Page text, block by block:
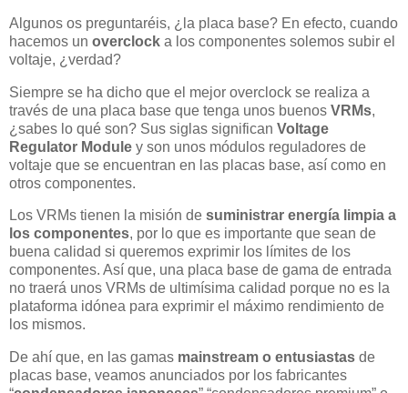
Algunos os preguntaréis, ¿la placa base? En efecto, cuando
hacemos un overclock a los componentes solemos subir el
voltaje, ¿verdad?
Siempre se ha dicho que el mejor overclock se realiza a
través de una placa base que tenga unos buenos VRMs,
¿sabes lo qué son? Sus siglas significan Voltage
Regulator Module y son unos módulos reguladores de
voltaje que se encuentran en las placas base, así como en
otros componentes.
Los VRMs tienen la misión de suministrar energía limpia a
los componentes, por lo que es importante que sean de
buena calidad si queremos exprimir los límites de los
componentes. Así que, una placa base de gama de entrada
no traerá unos VRMs de ultimísima calidad porque no es la
plataforma idónea para exprimir el máximo rendimiento de
los mismos.
De ahí que, en las gamas mainstream o entusiastas de
placas base, veamos anunciados por los fabricantes